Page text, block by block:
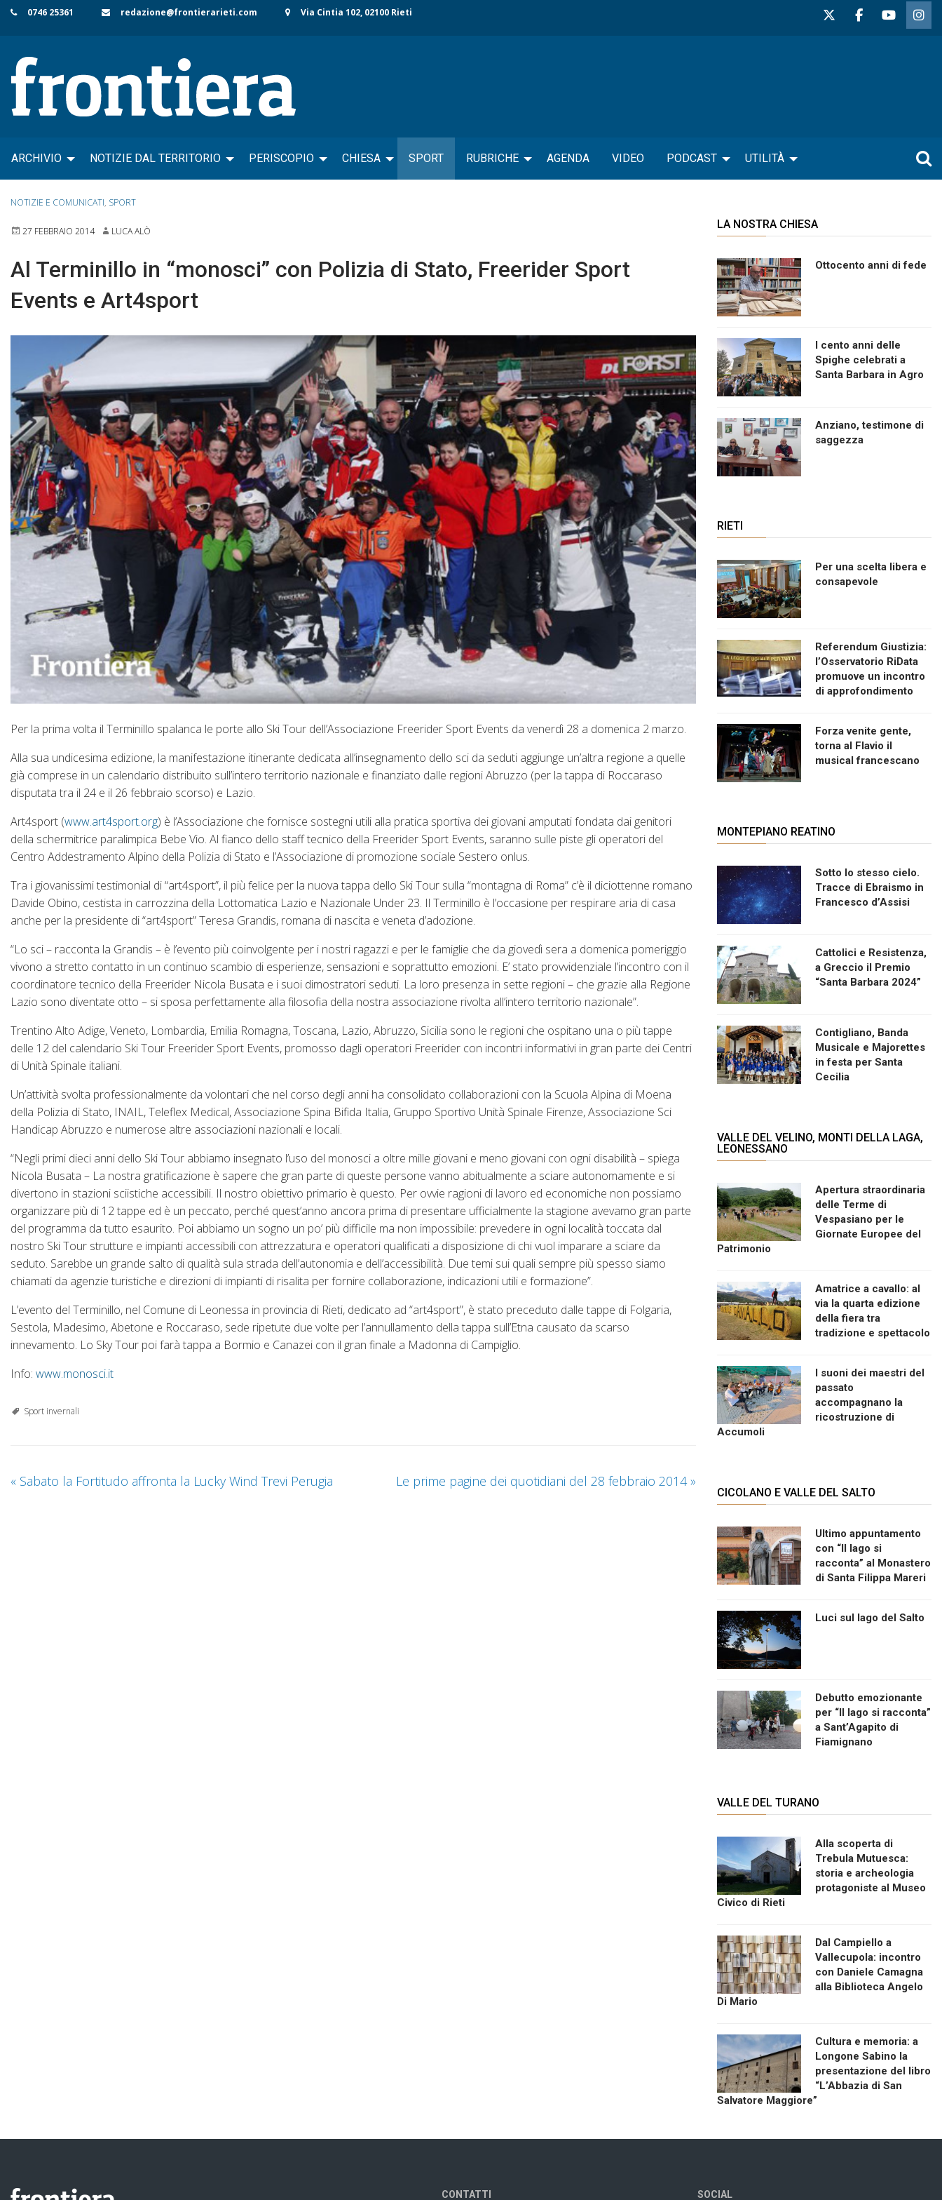
Skip
content
0746 25361 redazione@frontierarieti.com Via Cintia 102, 02100 Rieti
ARCHIVIO NOTIZIE DAL TERRITORIO PERISCOPIO CHIESA SPORT RUBRICHE AGENDA VIDEO PODCAST UTILITÀ
NOTIZIE E COMUNICATI, SPORT
27 FEBBRAIO 2014 LUCA ALÒ
Al Terminillo in “monosci” con Polizia di Stato, Freerider Sport
Events e Art4sport
Per la prima volta il Terminillo spalanca le porte allo Ski Tour dell’Associazione Freerider Sport Events da venerdì 28 a domenica 2 marzo.
Alla sua undicesima edizione, la manifestazione itinerante dedicata all’insegnamento dello sci da seduti aggiunge un’altra regione a quelle
già comprese in un calendario distribuito sull’intero territorio nazionale e finanziato dalle regioni Abruzzo (per la tappa di Roccaraso
disputata tra il 24 e il 26 febbraio scorso) e Lazio.
Art4sport (www.art4sport.org) è l’Associazione che fornisce sostegni utili alla pratica sportiva dei giovani amputati fondata dai genitori
della schermitrice paralimpica Bebe Vio. Al fianco dello staff tecnico della Freerider Sport Events, saranno sulle piste gli operatori del
Centro Addestramento Alpino della Polizia di Stato e l’Associazione di promozione sociale Sestero onlus.
Tra i giovanissimi testimonial di “art4sport”, il più felice per la nuova tappa dello Ski Tour sulla “montagna di Roma” c’è il diciottenne romano
Davide Obino, cestista in carrozzina della Lottomatica Lazio e Nazionale Under 23. Il Terminillo è l’occasione per respirare aria di casa
anche per la presidente di “art4sport” Teresa Grandis, romana di nascita e veneta d’adozione.
“Lo sci – racconta la Grandis – è l’evento più coinvolgente per i nostri ragazzi e per le famiglie che da giovedì sera a domenica pomeriggio
vivono a stretto contatto in un continuo scambio di esperienze, sensazioni e soprattutto emozioni. E’ stato provvidenziale l’incontro con il
coordinatore tecnico della Freerider Nicola Busata e i suoi dimostratori seduti. La loro presenza in sette regioni – che grazie alla Regione
Lazio sono diventate otto – si sposa perfettamente alla filosofia della nostra associazione rivolta all’intero territorio nazionale”.
Trentino Alto Adige, Veneto, Lombardia, Emilia Romagna, Toscana, Lazio, Abruzzo, Sicilia sono le regioni che ospitano una o più tappe
delle 12 del calendario Ski Tour Freerider Sport Events, promosso dagli operatori Freerider con incontri informativi in gran parte dei Centri
di Unità Spinale italiani.
Un’attività svolta professionalmente da volontari che nel corso degli anni ha consolidato collaborazioni con la Scuola Alpina di Moena
della Polizia di Stato, INAIL, Teleflex Medical, Associazione Spina Bifida Italia, Gruppo Sportivo Unità Spinale Firenze, Associazione Sci
Handicap Abruzzo e numerose altre associazioni nazionali e locali.
“Negli primi dieci anni dello Ski Tour abbiamo insegnato l’uso del monosci a oltre mille giovani e meno giovani con ogni disabilità – spiega
Nicola Busata – La nostra gratificazione è sapere che gran parte di queste persone vanno abitualmente a sciare autonomamente e si
divertono in stazioni sciistiche accessibili. Il nostro obiettivo primario è questo. Per ovvie ragioni di lavoro ed economiche non possiamo
organizzare più di 12 tappe ed è un peccato, perché quest’anno ancora prima di presentare ufficialmente la stagione avevamo gran parte
del programma da tutto esaurito. Poi abbiamo un sogno un po’ più difficile ma non impossibile: prevedere in ogni località toccata dal
nostro Ski Tour strutture e impianti accessibili con attrezzatura e operatori qualificati a disposizione di chi vuol imparare a sciare da
seduto. Sarebbe un grande salto di qualità sula strada dell’autonomia e dell’accessibilità. Due temi sui quali sempre più spesso siamo
chiamati da agenzie turistiche e direzioni di impianti di risalita per fornire collaborazione, indicazioni utili e formazione”.
L’evento del Terminillo, nel Comune di Leonessa in provincia di Rieti, dedicato ad “art4sport”, è stato preceduto dalle tappe di Folgaria,
Sestola, Madesimo, Abetone e Roccaraso, sede ripetute due volte per l’annullamento della tappa sull’Etna causato da scarso
innevamento. Lo Sky Tour poi farà tappa a Bormio e Canazei con il gran finale a Madonna di Campiglio.
Info: www.monosci.it
Sport invernali
« Sabato la Fortitudo affronta la Lucky Wind Trevi Perugia Le prime pagine dei quotidiani del 28 febbraio 2014»
LA NOSTRA CHIESA
Ottocento anni di fede
I cento anni delle
Spighe celebrati a
Santa Barbara in Agro
Anziano, testimone di
saggezza
RIETI
Per una scelta libera e
consapevole
Referendum Giustizia:
l’Osservatorio RiData
promuove un incontro
di approfondimento
Forza venite gente,
torna al Flavio il
musical francescano
MONTEPIANO REATINO
Sotto lo stesso cielo.
Tracce di Ebraismo in
Francesco d’Assisi
Cattolici e Resistenza,
a Greccio il Premio
“Santa Barbara 2024”
Contigliano, Banda
Musicale e Majorettes
in festa per Santa
Cecilia
VALLE DEL VELINO, MONTI DELLA LAGA,
LEONESSANO
Apertura straordinaria
delle Terme di
Vespasiano per le
Giornate Europee del
Patrimonio
Amatrice a cavallo: al
via la quarta edizione
della fiera tra
tradizione e spettacolo
I suoni dei maestri del
passato
accompagnano la
ricostruzione di
Accumoli
CICOLANO E VALLE DEL SALTO
Ultimo appuntamento
con “Il lago si
racconta” al Monastero
di Santa Filippa Mareri
Luci sul lago del Salto
Debutto emozionante
per “Il lago si racconta”
a Sant’Agapito di
Fiamignano
VALLE DEL TURANO
Alla scoperta di
Trebula Mutuesca:
storia e archeologia
protagoniste al Museo
Civico di Rieti
Dal Campiello a
Vallecupola: incontro
con Daniele Camagna
alla Biblioteca Angelo
Di Mario
Cultura e memoria: a
Longone Sabino la
presentazione del libro
“L’Abbazia di San
Salvatore Maggiore”
CONTATTI SOCIAL